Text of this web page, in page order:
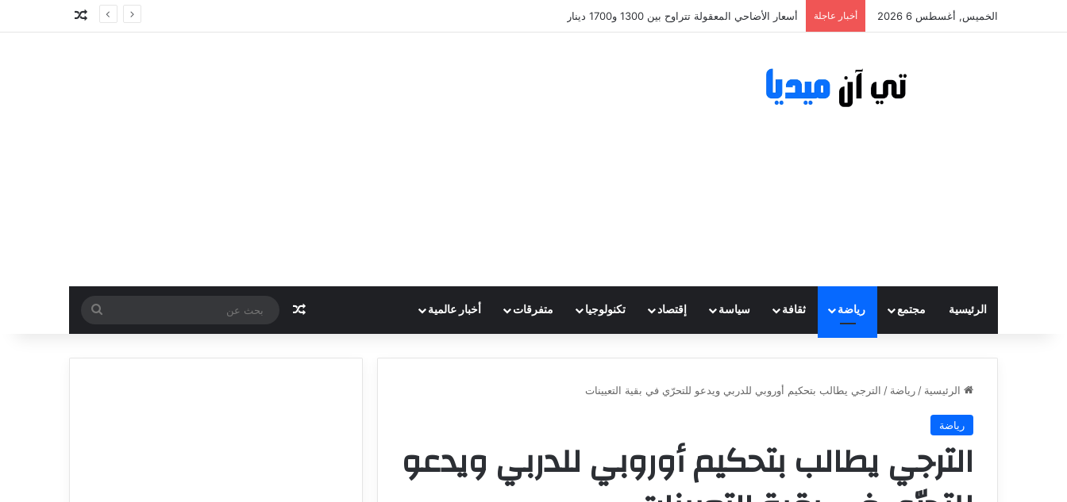
الخميس, أغسطس 6 2026 أخبار عاجلة أسعار الأضاحي المعقولة تتراوح بين 1300 و1700 دينار مقال عشوائي
الرئيسية مجتمع رياضة ثقافة سياسة إقتصاد تكنولوجيا متفرقات أخبار عالمية مقال عشوائي
بحث
عن
الرئيسية / رياضة / الترجي يطالب بتحكيم أوروبي للدربي ويدعو للتحرّي في بقية التعيينات
رياضة
الترجي يطالب بتحكيم أوروبي للدربي ويدعو